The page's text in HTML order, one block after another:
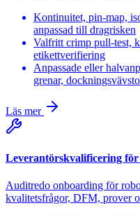
Kontinuitet, pin-map,
anpassad till dragrisken
Valfritt crimp pull-test,
etikettverifiering
Anpassade eller
grenar,
Läs mer
Leverantörskvalificering
Auditredo onboarding för
kvalitetsfrågor, DFM, prover